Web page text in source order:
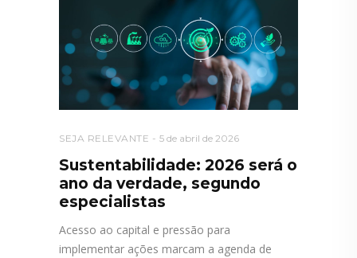
SEJA RELEVANTE 5 de abril de 2026
Sustentabilidade: 2026 será o
ano da verdade, segundo
especialistas
Acesso ao capital e pressão para
implementar ações marcam a agenda de